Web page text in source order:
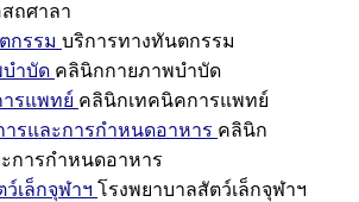
ถศาลา
กรรม บริการทางทันตกรรม
ำบัด คลินิกกายภาพบำบัด
รแพทย์ คลินิกเทคนิคการแพทย์
รและการกำหนดอาหาร คลินิก
การกำหนดอาหาร
เล็กจุฬาฯ โรงพยาบาลสัตว์เล็กจุฬาฯ